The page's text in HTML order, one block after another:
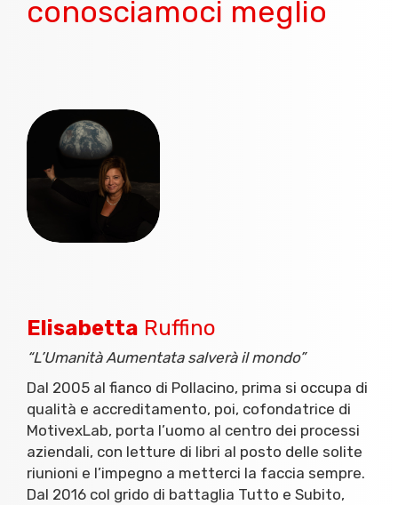
conosciamoci meglio
Elisabetta Ruffino
“L’Umanità Aumentata salverà il mondo”
Dal 2005 al fianco di Pollacino, prima si occupa di
qualità e accreditamento, poi, cofondatrice di
MotivexLab, porta l’uomo al centro dei processi
aziendali, con letture di libri al posto delle solite
riunioni e l’impegno a metterci la faccia sempre.
Dal 2016 col grido di battaglia Tutto e Subito,